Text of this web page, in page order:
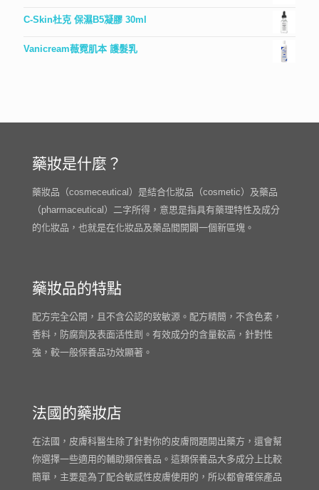
C-Skin杜克 保濕B5凝膠 30ml
Vanicream薇霓肌本 護髮乳
藥妝是什麼？
藥妝品（cosmeceutical）是結合化妝品（cosmetic）及藥品
（pharmaceutical）二字所得，意思是指具有藥理特性及成分
的化妝品，也就是在化妝品及藥品間開闢一個新區塊。
藥妝品的特點
配方完全公開，且不含公認的致敏源。配方精簡，不含色素，
香料，防腐劑及表面活性劑。有效成分的含量較高，針對性
強，較一般保養品功效顯著。
法國的藥妝店
在法國，皮膚科醫生除了針對你的皮膚問題開出藥方，還會幫
你選擇一些適用的輔助類保養品。這類保養品大多成分上比較
簡單，主要是為了配合敏感性皮膚使用的，所以都會確保產品